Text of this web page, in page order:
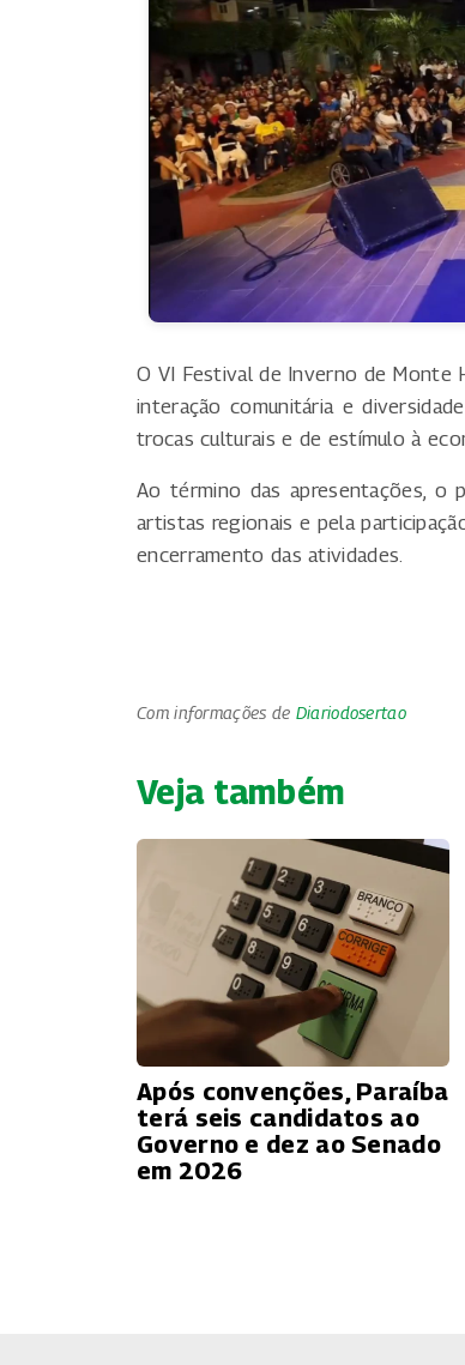
O VI Festival de Inverno de Monte
interação comunitária e
trocas culturais e de estímulo à
Ao término das apresentações, o
artistas regionais e pela
encerramento das atividades.
Com informações de Diariodosertao
Veja também
Após convenções, Paraíba
terá seis candidatos ao
Governo e dez ao Senado
em 2026